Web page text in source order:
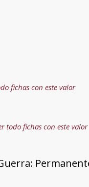
fichas con este valor
todo fichas con este valor